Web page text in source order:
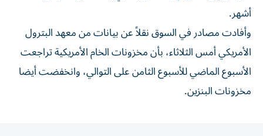
أشهر.
وأفادت مصادر في السوق نقلاً عن بيانات من معهد البترول
الأمريكي أمس الثلاثاء، بأن مخزونات الخام الأمريكية تراجعت
الأسبوع الماضي للأسبوع الثامن على التوالي، وانخفضت أيضا
مخزونات البنزين.